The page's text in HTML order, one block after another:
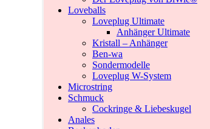
Loveballs
Loveplug Ultimate
Anhänger Ultimate
Kristall – Anhänger
Ben-wa
Sondermodelle
Loveplug W-System
Microstring
Schmuck
Cockringe & Liebeskugel
Anales